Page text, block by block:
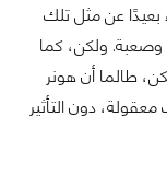
عن مثل تلك
وصعبة. ولكن، كما
طالما أن هونر
دون التأثير